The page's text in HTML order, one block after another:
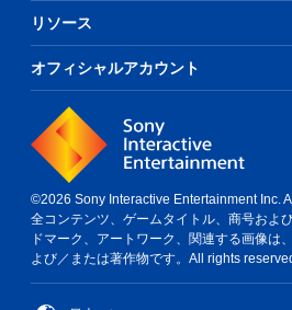
リソース
オフィシャルアカウント
©2026 Sony Interactive Entertainment Inc.
全コンテンツ、ゲームタイトル、商号およ
ドマーク、アートワーク、関連する画像は
よび／または著作物です。All rights